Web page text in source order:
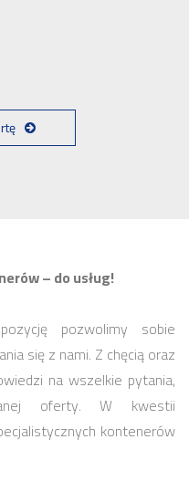
– do usług!
pozwolimy sobie
się z nami. Z chęcią oraz
na wszelkie pytania,
oferty. W kwestii
kontenerów